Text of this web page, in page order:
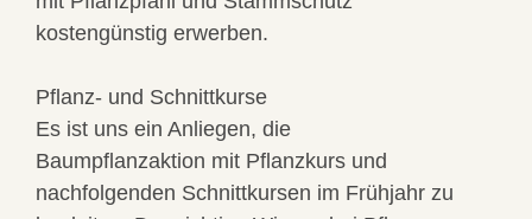
kostengünstig erwerben.
Pflanz- und Schnittkurse
Es ist uns ein Anliegen, die
Baumpflanzaktion mit Pflanzkurs und
nachfolgenden Schnittkursen im Frühjahr zu